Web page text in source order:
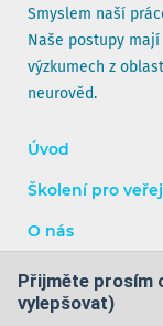
Smyslem naší
Naše postupy
výzkumech z
neurověd.
Úvod
Školení pro
O nás
Blog
Přijměte prosím
vylepšovat)